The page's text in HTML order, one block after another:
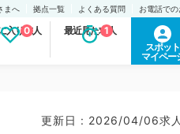
まへ 拠点一覧 よくある質問 お電話で
入り求人
0 最近見た求人
1
スポット
マイペー
更新日 : 2026/04/06求